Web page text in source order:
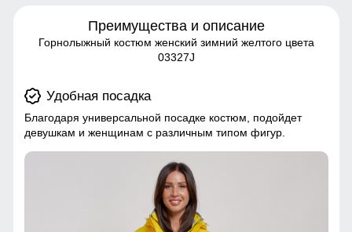
Преимущества и описание
Горнолыжный костюм женский зимний желтого цвета
03327J
Удобная посадка
Благодаря универсальной посадке костюм, подойдет
девушкам и женщинам с различным типом фигур.